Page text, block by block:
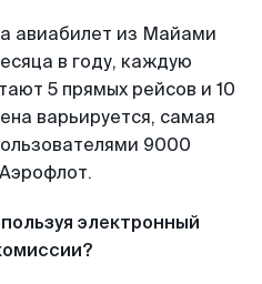
авиабилет из Майами
в году, каждую
5 прямых рейсов и 10
варьируется, самая
9000
электронный